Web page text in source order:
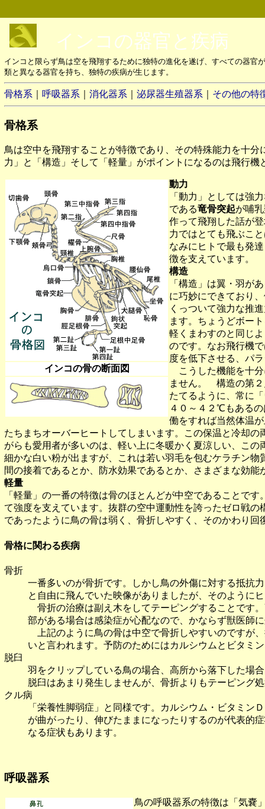
インコの器官と疾病
インコと限らず鳥は空を飛翔するために独特の進化を遂げ、すべての器
類と異なる器官を持ち、独特の疾病が生じます。
骨格系 呼吸器系 消化器系 泌尿器生殖器系 その他の特
骨格系
鳥は空中を飛翔することが特徴であり、その特殊能力を十
力」と「構造」そして「軽量」がポイントになるのは飛行機
インコの骨の断面図
動力
「動力」としては強
である竜骨突起が哺
作って飛翔した話が
力ではとても飛ぶこ
なみにヒトで最も発
徴を支えています。
構造
「構造」は翼・羽が
に巧妙にできており
くっついて強力な推
ます。ちょうどボー
軽くまわすのと同じ
のです。なお飛行機
度を低下させる、パ
こうした機能を十分
ません。 構造の第２
たてるように、常に
４０～４２℃もある
働をすれば当然体温
たちまちオーバーヒートしてしまいます。この保温と冷却
がらも愛用者が多いのは、軽い上に冬暖かく夏涼しい、こ
細かな白い粉が出ますが、これは若い羽毛を包むケラチン
間の接着であるとか、防水効果であるとか、さまざまな効
軽量
「軽量」の一番の特徴は骨のほとんどが中空であることで
て強度を支えています。抜群の空中運動性を誇ったゼロ戦
であったように鳥の骨は弱く、骨折しやすく、そのかわり
骨格に関わる疾病
骨折
一番多いのが骨折です。しかし鳥の外傷に対する抵抗
と自由に飛んでいた映像がありましたが、そのように
骨折の治療は副え木をしてテーピングすることです
部がある場合は感染症が心配なので、かならず獣医師
上記のように鳥の骨は中空で骨折しやすいのですが
いと言われます。予防のためにはカルシウムとビタミ
脱臼
羽をクリップしている鳥の場合、高所から落下した場
脱臼はあまり発生しませんが、骨折よりもテーピング
クル病
「栄養性脚弱症」と同様です。カルシウム・ビタミン
が曲がったり、伸びたままになったりするのが代表的
なる症状もあります。
呼吸器系
鳥の呼吸器系の特徴は「気嚢